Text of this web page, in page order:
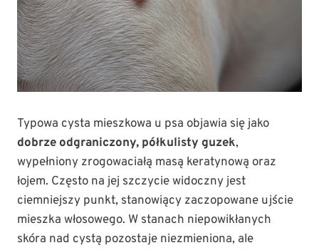
Typowa cysta mieszkowa u psa objawia się jako
dobrze odgraniczony, półkulisty guzek,
wypełniony zrogowaciałą masą keratynową oraz
łojem. Często na jej szczycie widoczny jest
ciemniejszy punkt, stanowiący zaczopowane ujście
mieszka włosowego. W stanach niepowikłanych
skóra nad cystą pozostaje niezmieniona, ale